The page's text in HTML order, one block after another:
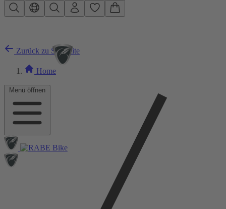
Zum Hauptinhalt springen
Menü öffnen
Zurück zu Startseite
Home